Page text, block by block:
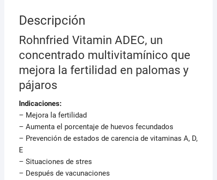
Descripción
Rohnfried Vitamin ADEC, un
concentrado multivitamínico que
mejora la fertilidad en palomas y
pájaros
Indicaciones:
– Mejora la fertilidad
– Aumenta el porcentaje de huevos fecundados
– Prevención de estados de carencia de vitaminas A, D,
E
– Situaciones de stres
– Después de vacunaciones